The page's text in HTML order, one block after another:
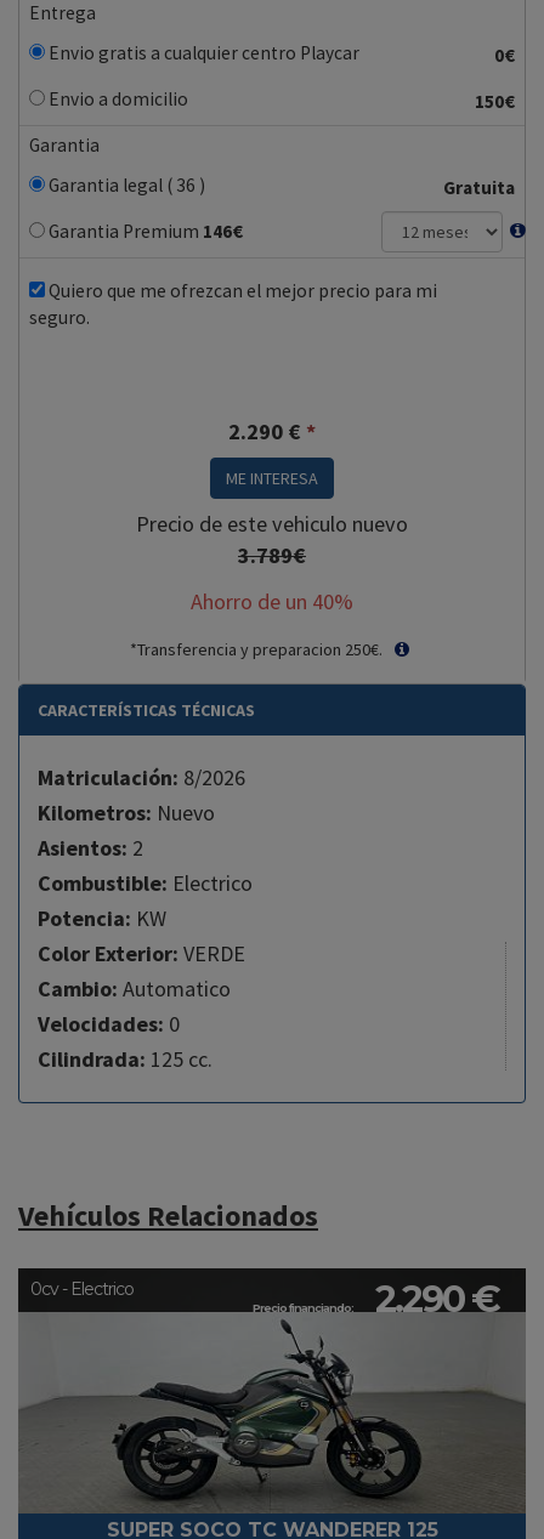
Entrega
Envio gratis a cualquier centro Playcar
0€
Envio a domicilio
150€
Garantia
Garantia legal ( 36 )
Gratuita
Garantia Premium 146€
Quiero que me ofrezcan el mejor precio para mi
seguro.
2.290 € *
ME INTERESA
Precio de este vehiculo nuevo
3.789€
Ahorro de un 40%
*Transferencia y preparacion 250€.
CARACTERÍSTICAS TÉCNICAS
Matriculación: 8/2026
Kilometros: Nuevo
Asientos: 2
Combustible: Electrico
Potencia: KW
Color Exterior: VERDE
Cambio: Automatico
Velocidades: 0
Cilindrada: 125 cc.
Vehículos Relacionados
Precio financiando: 2.290 €
0cv - Electrico
SUPER SOCO TC WANDERER 125